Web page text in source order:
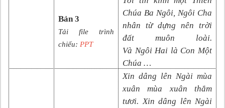
Bản 3
Tải file trình
chiếu: PPT
Chúa Ba Ngôi, Ngôi Cha
nhân từ dựng nên trời
đất muôn loài.
Và NgôiHai là Con Một
Chúa …
Xin dâng lên Ngài mùa
xuân mùa xuân thắm
tươi. Xin dâng lên Ngài